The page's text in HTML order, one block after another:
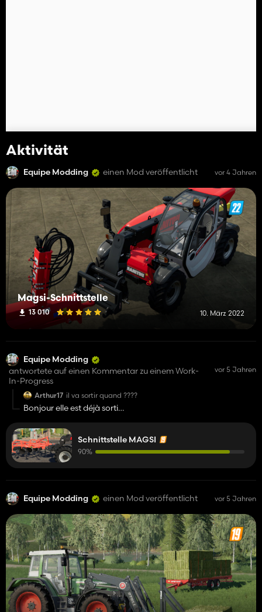
Aktivität
Equipe Modding einen Mod veröffentlicht vor 4 Jahren
Magsi-Schnittstelle
13 010 10. März 2022
Equipe Modding
antwortete auf einen Kommentar zu einem Work-
In-Progress
vor 5 Jahren
Arthur17 il va sortir quand ????
Bonjour elle est déjà sorti
Schnittstelle MAGSI
90%
Equipe Modding einen Mod veröffentlicht vor 5 Jahren